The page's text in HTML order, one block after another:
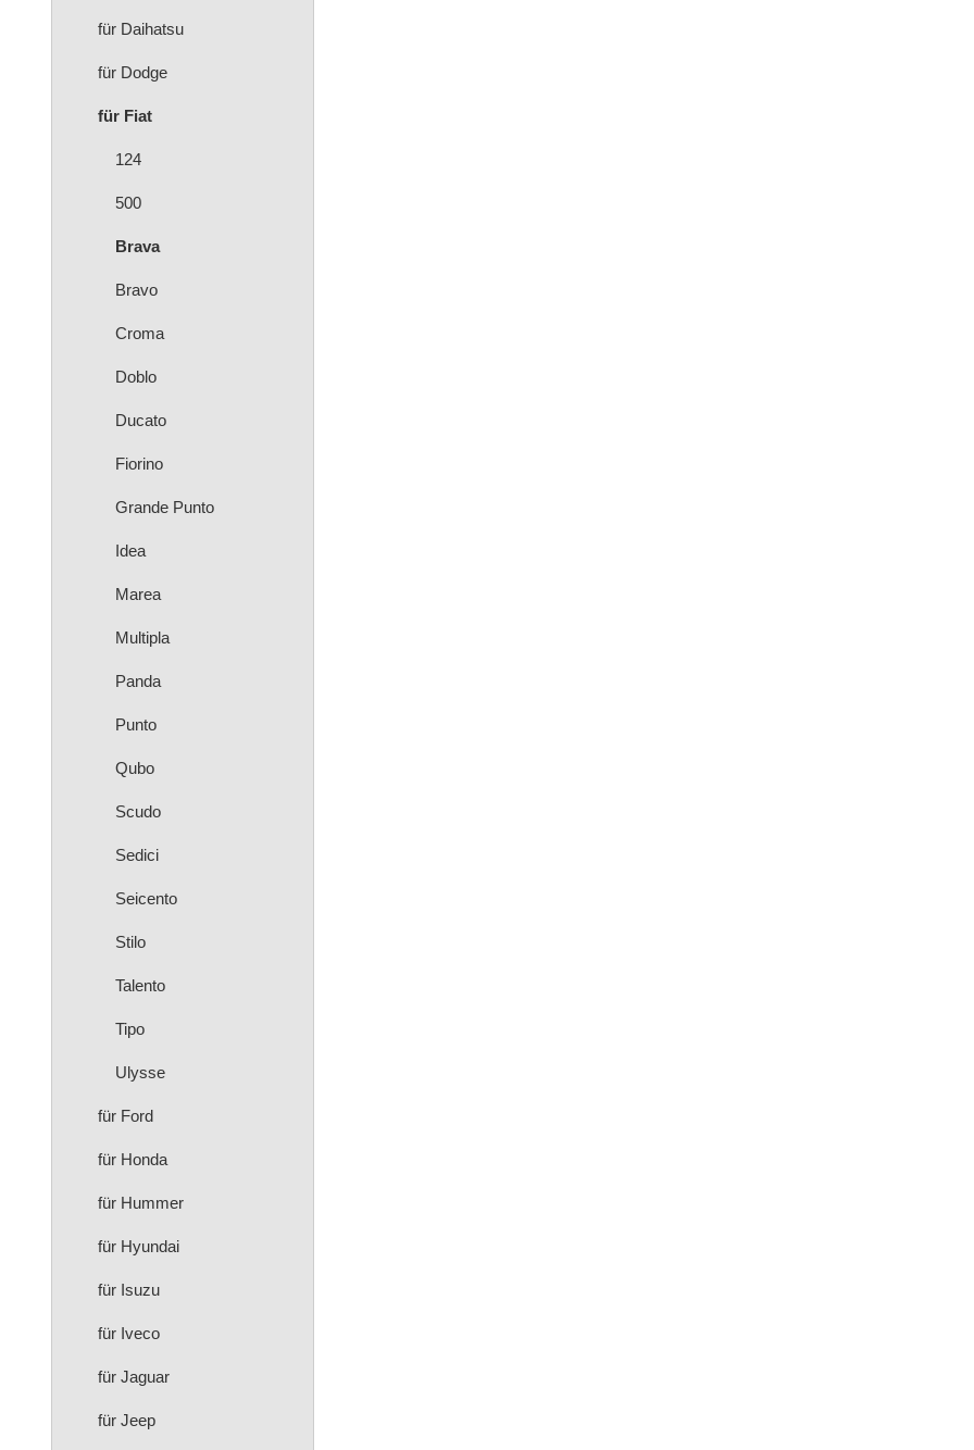
für Daihatsu
für Dodge
für Fiat
124
500
Brava
Bravo
Croma
Doblo
Ducato
Fiorino
Grande Punto
Idea
Marea
Multipla
Panda
Punto
Qubo
Scudo
Sedici
Seicento
Stilo
Talento
Tipo
Ulysse
für Ford
für Honda
für Hummer
für Hyundai
für Isuzu
für Iveco
für Jaguar
für Jeep